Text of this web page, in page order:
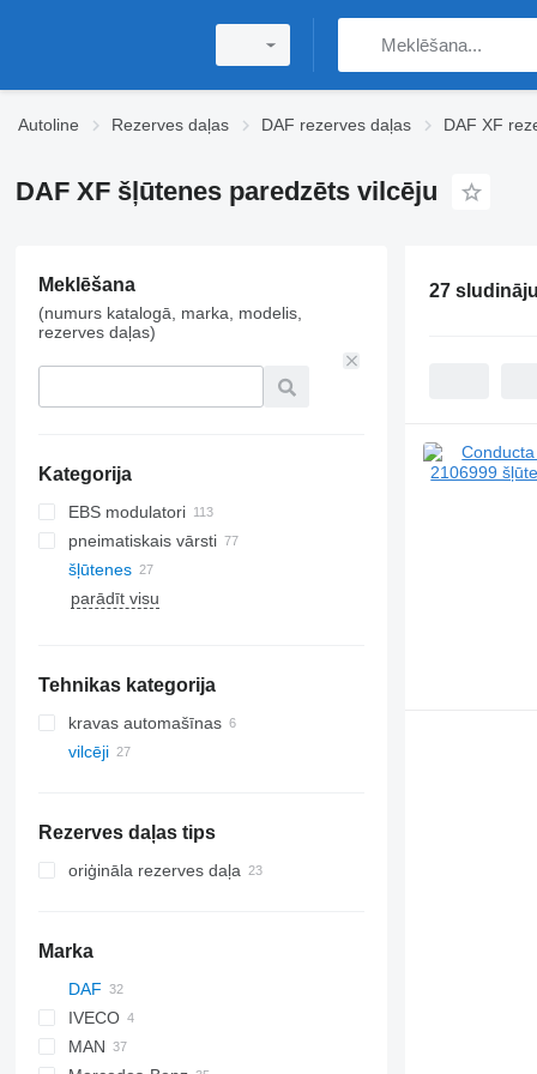
Autoline Rezerves daļas DAF rezerves daļas DAF XF
DAF XF šļūtenes paredzēts vilcēju
Meklēšana
(numurs katalogā, marka, modelis,
rezerves daļas)
Kategorija
EBS modulatori
pneimatiskais vārsti
šļūtenes
parādīt visu
Tehnikas kategorija
kravas automašīnas
vilcēji
Rezerves daļas tips
oriģināla rezerves daļa
Marka
DAF
CF
XF
IVECO
Stralis
MAN
27